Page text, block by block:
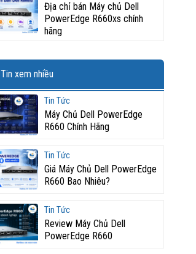
Địa chỉ bán Máy chủ Dell
PowerEdge R660xs chính
hãng
Tin xem nhiều
Tin Tức
Máy Chủ Dell PowerEdge
R660 Chính Hãng
Tin Tức
Giá Máy Chủ Dell PowerEdge
R660 Bao Nhiêu?
Tin Tức
Review Máy Chủ Dell
PowerEdge R660